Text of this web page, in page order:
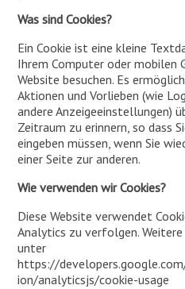
Was sind Cookies?
Ein Cookie ist eine kleine
Ihrem Computer oder mobilen
Website besuchen. Es
Aktionen und Vorlieben (wie
andere Anzeigeeinstellungen)
Zeitraum zu erinnern, so dass
eingeben müssen, wenn Sie
einer Seite zur anderen.
Wie verwenden wir Cookies?
Diese Website verwendet
Analytics zu verfolgen.
unter
https://
ion/analyticsjs/cookie-usage